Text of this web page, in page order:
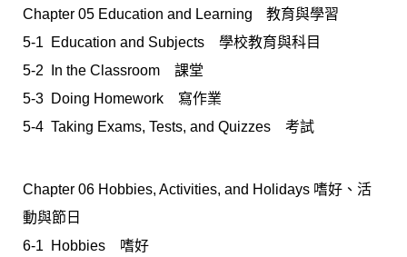
Chapter 05 Education and Learningﾠ教育與學習
5-1 Education and Subjects 學校教育與科目
5-2 In the Classroom 課堂
5-3 Doing Homework 寫作業
5-4 Taking Exams, Tests, and Quizzes 考試
Chapter 06 Hobbies, Activities, and Holidays 嗜好、活
動與節日
6-1 Hobbies 嗜好